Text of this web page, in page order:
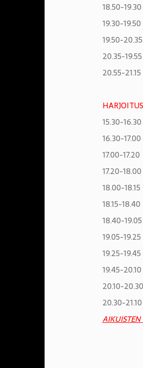
18.50-
19.30-
19.50-
20.35-
20.55-
15.30-
16.30-
17.00-
17.20-
18.00-
18.15-
18.40-
19.05-
19.25-
19.45-
20.10-
20.30-